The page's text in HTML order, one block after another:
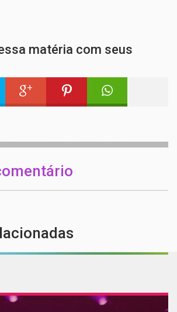
matéria com seus